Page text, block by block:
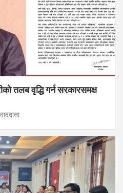
तलब वृद्धि गर्न सरकारसमक्ष